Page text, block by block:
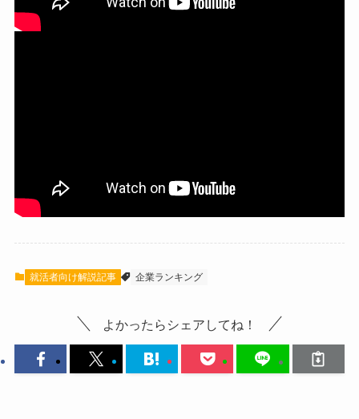
就活者向け解説記事 企業ランキング
よかったらシェアしてね！